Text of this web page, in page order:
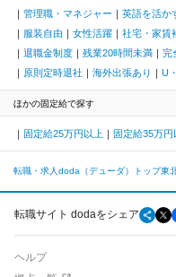
管理職・マネジャー
英語を活か
服装自由
女性活躍 社宅・家賃
退職金制度
残業20時間未満 完
原則定時退社
海外出張あり U
ほかの固定給で探す
固定給25万円以上 固定給35万円
転職・求人doda（デューダ）トップ東
転職サイト dodaをシェア
ヘルプ